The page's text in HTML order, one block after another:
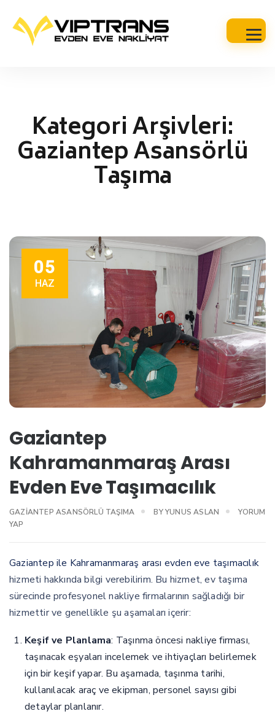
Kategori Arşivleri:
Gaziantep Asansörlü
Taşıma
05
HAZ
Gaziantep
Kahramanmaraş Arası
Evden Eve Taşımacılık
GAZIANTEP ASANSÖRLÜ TAŞIMA BYYUNUS ASLAN
YORUM
YAP
Gaziantep ile Kahramanmaraş arası evden eve taşımacılık
hizmeti hakkında bilgi verebilirim. Bu hizmet, ev taşıma
sürecinde profesyonel nakliye firmalarının sağladığı bir
hizmettir ve genellikle şu aşamaları içerir:
Keşif ve Planlama: Taşınma öncesi nakliye firması,
taşınacak eşyaları incelemek ve ihtiyaçları belirlemek
için bir keşif yapar. Bu aşamada, taşınma tarihi,
kullanılacak araç ve ekipman, personel sayısı gibi
detaylar planlanır.